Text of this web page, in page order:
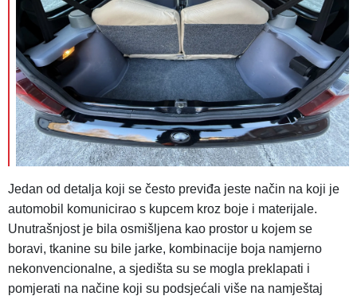
Jedan od detalja koji se često previđa jeste način na koji je
automobil komunicirao s kupcem kroz boje i materijale.
Unutrašnjost je bila osmišljena kao prostor u kojem se
boravi, tkanine su bile jarke, kombinacije boja namjerno
nekonvencionalne, a sjedišta su se mogla preklapati i
pomjerati na načine koji su podsjećali više na namještaj